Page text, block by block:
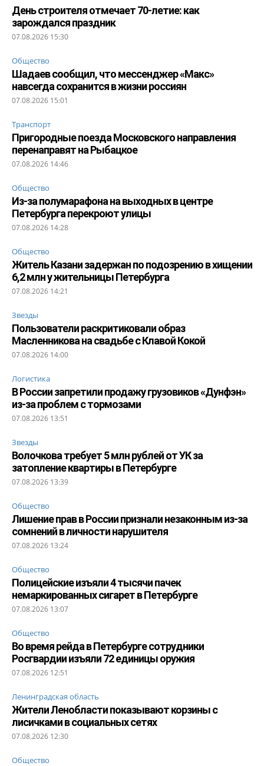
День строителя отмечает 70-летие: как
зарождался праздник
07.08.2026 15:30
Общество
Шадаев сообщил, что мессенджер «Макс»
навсегда сохранится в жизни россиян
07.08.2026 15:01
Транспорт
Пригородные поезда Московского направления
перенаправят на Рыбацкое
07.08.2026 14:46
Общество
Из-за полумарафона на выходных в центре
Петербурга перекроют улицы
07.08.2026 14:28
Общество
Житель Казани задержан по подозрению в хищении
6,2 млн у жительницы Петербурга
07.08.2026 14:21
Звезды
Пользователи раскритиковали образ
Масленникова на свадьбе с Клавой Кокой
07.08.2026 14:00
Логистика
В России запретили продажу грузовиков «Дунфэн»
из-за проблем с тормозами
07.08.2026 13:51
Звезды
Волочкова требует 5 млн рублей от УК за
затопление квартиры в Петербурге
07.08.2026 13:39
Общество
Лишение прав в России признали незаконным из-за
сомнений в личности нарушителя
07.08.2026 13:24
Общество
Полицейские изъяли 4 тысячи пачек
немаркированных сигарет в Петербурге
07.08.2026 13:07
Общество
Во время рейда в Петербурге сотрудники
Росгвардии изъяли 72 единицы оружия
07.08.2026 12:51
Ленинградская область
Жители Ленобласти показывают корзины с
лисичками в социальных сетях
07.08.2026 12:30
Общество